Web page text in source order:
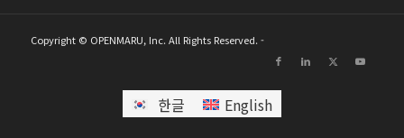
Copyright © OPENMARU, Inc. All Rights Reserved. -
한글 English